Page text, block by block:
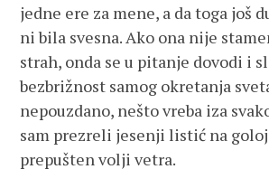
jedne ere za mene, a da toga još
ni bila svesna. Ako ona nije
strah, onda se u pitanje dovodi i
bezbrižnost samog okretanja
nepouzdano, nešto vreba iza
sam prezreli jesenji listić na
prepušten volji vetra.